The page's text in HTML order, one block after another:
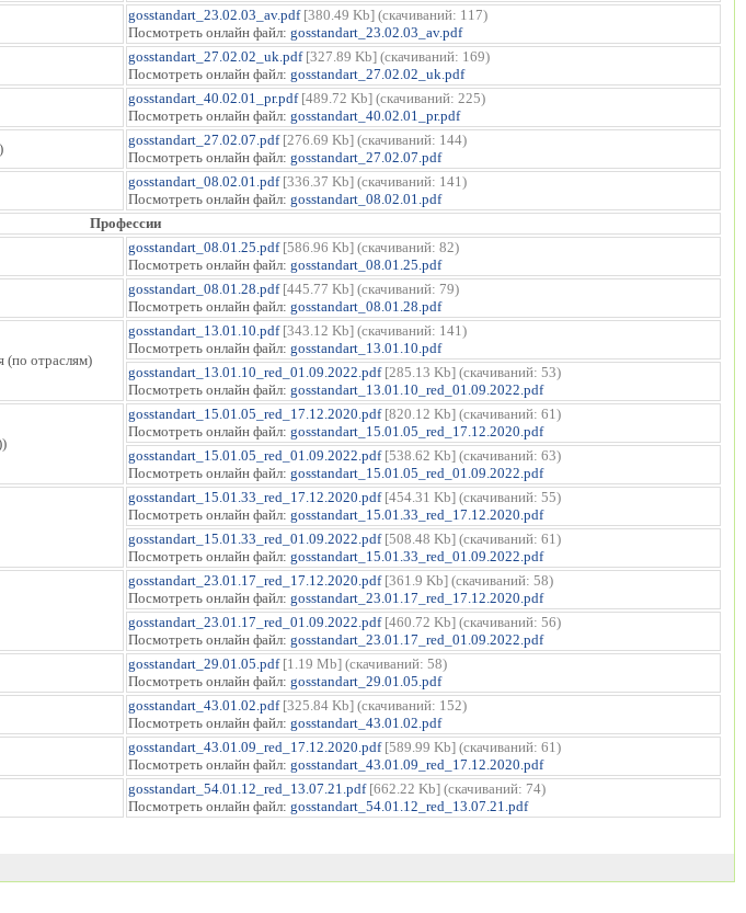
gosstandart_23.02.03_av.pdf[380.49 Kb] (cкачиваний: 117)
Посмотреть онлайн файл: gosstandart_23.02.03_av.pdf
gosstandart_27.02.02_uk.pdf[327.89 Kb] (cкачиваний: 169)
Посмотреть онлайн файл: gosstandart_27.02.02_uk.pdf
gosstandart_40.02.01_pr.pdf[489.72 Kb] (cкачиваний: 225)
Посмотреть онлайн файл: gosstandart_40.02.01_pr.pdf
gosstandart_27.02.07.pdf[276.69 Kb] (cкачиваний: 144)
Посмотреть онлайн файл: gosstandart_27.02.07.pdf
gosstandart_08.02.01.pdf[336.37 Kb] (cкачиваний: 141)
Посмотреть онлайн файл: gosstandart_08.02.01.pdf
Профессии
gosstandart_08.01.25.pdf[586.96 Kb] (cкачиваний: 82)
Посмотреть онлайн файл: gosstandart_08.01.25.pdf
gosstandart_08.01.28.pdf[445.77 Kb] (cкачиваний: 79)
Посмотреть онлайн файл: gosstandart_08.01.28.pdf
(по отраслям)
gosstandart_13.01.10.pdf[343.12 Kb] (cкачиваний: 141)
Посмотреть онлайн файл: gosstandart_13.01.10.pdf
gosstandart_13.01.10_red_01.09.2022.pdf[285.13 Kb] (cкачиваний: 53)
Посмотреть онлайн файл: gosstandart_13.01.10_red_01.09.2022.pdf
gosstandart_15.01.05_red_17.12.2020.pdf[820.12 Kb] (cкачиваний: 61)
Посмотреть онлайн файл: gosstandart_15.01.05_red_17.12.2020.pdf
gosstandart_15.01.05_red_01.09.2022.pdf[538.62 Kb] (cкачиваний: 63)
Посмотреть онлайн файл: gosstandart_15.01.05_red_01.09.2022.pdf
gosstandart_15.01.33_red_17.12.2020.pdf[454.31 Kb] (cкачиваний: 55)
Посмотреть онлайн файл: gosstandart_15.01.33_red_17.12.2020.pdf
gosstandart_15.01.33_red_01.09.2022.pdf[508.48 Kb] (cкачиваний: 61)
Посмотреть онлайн файл: gosstandart_15.01.33_red_01.09.2022.pdf
gosstandart_23.01.17_red_17.12.2020.pdf[361.9 Kb] (cкачиваний: 58)
Посмотреть онлайн файл: gosstandart_23.01.17_red_17.12.2020.pdf
gosstandart_23.01.17_red_01.09.2022.pdf[460.72 Kb] (cкачиваний: 56)
Посмотреть онлайн файл: gosstandart_23.01.17_red_01.09.2022.pdf
gosstandart_29.01.05.pdf[1.19 Mb] (cкачиваний: 58)
Посмотреть онлайн файл: gosstandart_29.01.05.pdf
gosstandart_43.01.02.pdf[325.84 Kb] (cкачиваний: 152)
Посмотреть онлайн файл: gosstandart_43.01.02.pdf
gosstandart_43.01.09_red_17.12.2020.pdf[589.99 Kb] (cкачиваний: 61)
Посмотреть онлайн файл: gosstandart_43.01.09_red_17.12.2020.pdf
gosstandart_54.01.12_red_13.07.21.pdf[662.22 Kb] (cкачиваний: 74)
Посмотреть онлайн файл: gosstandart_54.01.12_red_13.07.21.pdf